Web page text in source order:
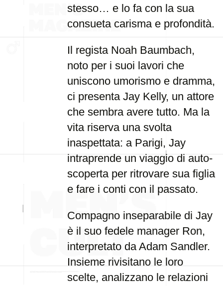
stesso… e lo fa con la sua
consueta carisma e profondità.
Il regista Noah Baumbach,
noto per i suoi lavori che
uniscono umorismo e dramma,
ci presenta Jay Kelly, un attore
che sembra avere tutto. Ma la
vita riserva una svolta
inaspettata: a Parigi, Jay
intraprende un viaggio di auto-
scoperta per ritrovare sua figlia
e fare i conti con il passato.
Compagno inseparabile di Jay
è il suo fedele manager Ron,
interpretato da Adam Sandler.
Insieme rivisitano le loro
scelte, analizzano le relazioni